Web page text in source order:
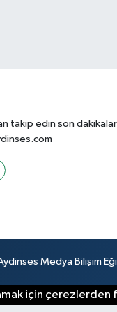
takip edin son
Medya Bilişim
için çerezlerden